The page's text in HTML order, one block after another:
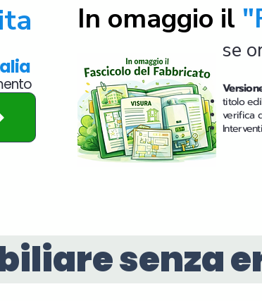
In omaggio il
se
titolo
verifica
senza